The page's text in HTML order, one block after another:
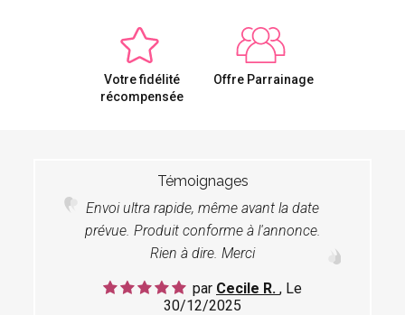
Votre fidélité
récompensée
Offre Parrainage
Témoignages
Envoi ultra rapide, même avant la date
prévue. Produit conforme à l'annonce.
Rien à dire. Merci
par Cecile R. , Le
30/12/2025